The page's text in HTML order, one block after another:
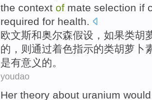
the context of mate selection if
required for health.
欧文斯和奥尔森假设 ， 如果类胡
的 ，则 通过着色指示的类胡萝卜
是有意义 的。
youdao
Her theory about uranium